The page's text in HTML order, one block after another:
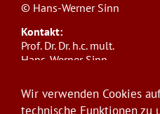
© Hans-Werner Sinn
Kontakt:
Prof. Dr. Dr. h.c. mult.
Hans-Werner Sinn,
ifo Institut
Poschingerstr. 5, 81679
Wir verwenden Cookies
technische Funktionen zu